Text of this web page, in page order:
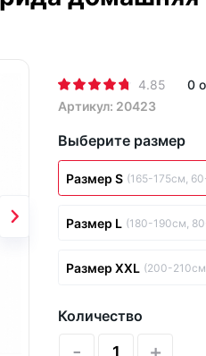
4.85
0
Артикул: 20423
Выберите размер
Размер S (165-175см,
Размер L (180-190см,
Размер XXL (200-
Количество